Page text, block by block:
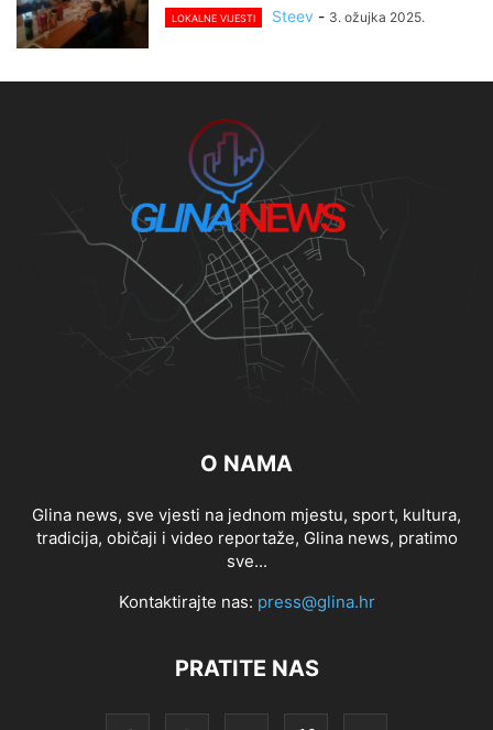
LOKALNE VIJESTI Steev - 3. ožujka 2025.
O NAMA
Glina news, sve vjesti na jednom mjestu, sport, kultura,
tradicija, običaji i video reportaže, Glina news, pratimo
sve...
Kontaktirajte nas: press@glina.hr
PRATITE NAS